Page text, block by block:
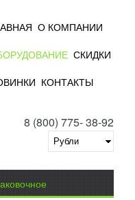
О КОМПАНИИ
СКИДКИ
КОНТАКТЫ
8 (800) 775- 38-92
передовых
в сравнение